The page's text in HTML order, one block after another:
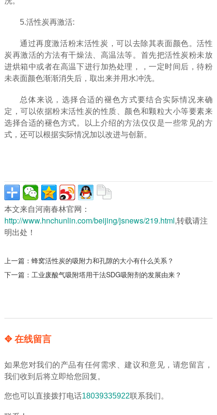
5.活性炭再激活:
通过再度激活粉末活性炭，可以去除其表面颜色。活性
炭再激活的方法有干燥法、高温法等。首先把活性炭粉未放
进烘箱中或者在高温下进行加热处理，，一定时间后，待粉
未表面颜色渐渐消失后，取出来并用水冲洗。
总体来说，选择合适的褪色方式要结合实际情况来确
定，可以依据粉末活性炭的性质、颜色和颗粒大小等要素来
选择合适的褪色方式。以上介绍的方法仅仅是一些常见的方
式，还可以根据实际情况加以改进与创新。
本文来自河南春林官网：
http://www.hnchunlin.com/beijing/jsnews/219.html,转载请注
明出处！
上一篇： 蜂窝活性炭的吸附力和孔隙的大小有什么关系？
下一篇： 工业废酸气吸附塔用干法SDG吸附剂的发展由来？
✥ 在线留言
如果您对我们的产品有任何需求、建议和意见，请您留言，
我们收到后将立即给您回复。
您也可以直接拨打电话18039335922联系我们。